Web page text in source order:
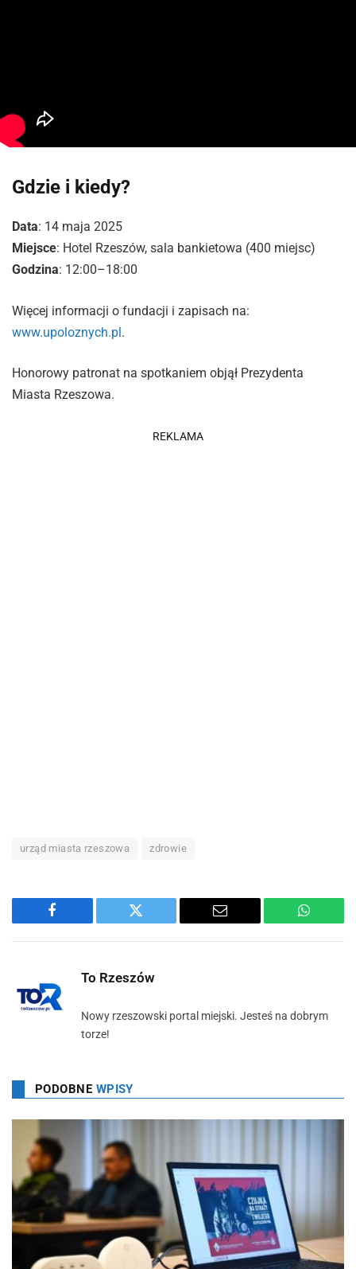
Gdzie i kiedy?
Data: 14 maja 2025
Miejsce: Hotel Rzeszów, sala bankietowa (400 miejsc)
Godzina: 12:00–18:00
Więcej informacji o fundacji i zapisach na:
www.upoloznych.pl.
Honorowy patronat na spotkaniem objął Prezydenta
Miasta Rzeszowa.
REKLAMA
urząd miasta rzeszowa zdrowie
Facebook Twitter Email
To Rzeszów
Nowy rzeszowski portal miejski. Jesteś na dobrym
torze!
PODOBNE WPISY